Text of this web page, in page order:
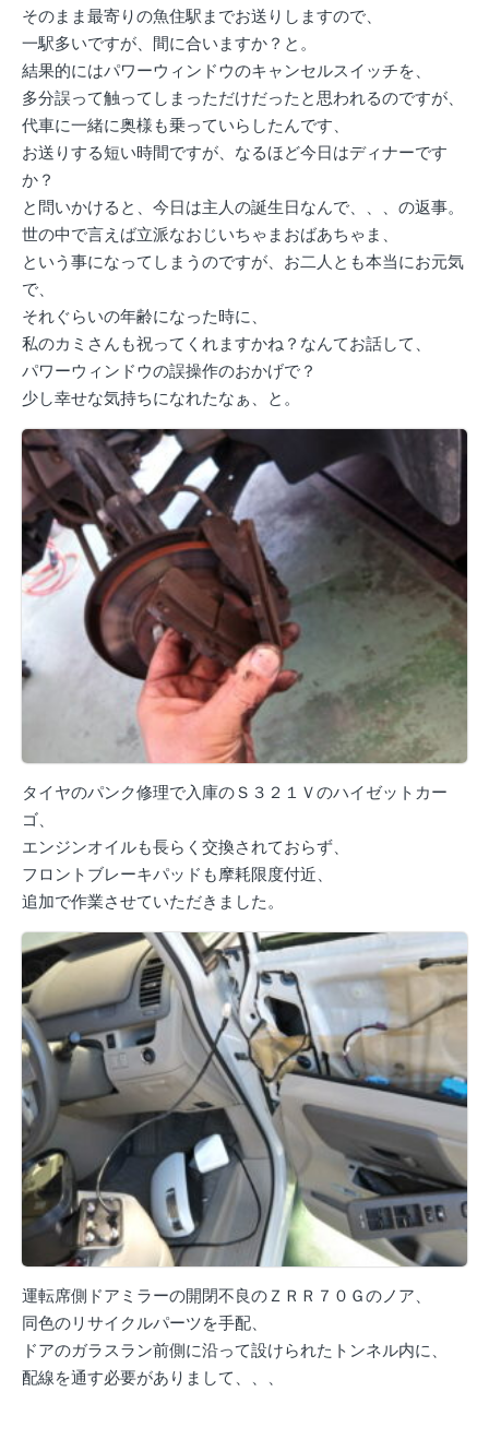
そのまま最寄りの魚住駅までお送りしますので、
一駅多いですが、間に合いますか？と。
結果的にはパワーウィンドウのキャンセルスイッチを、
多分誤って触ってしまっただけだったと思われるのですが、
代車に一緒に奥様も乗っていらしたんです、
お送りする短い時間ですが、なるほど今日はディナーです
か？
と問いかけると、今日は主人の誕生日なんで、、、の返事。
世の中で言えば立派なおじいちゃまおばあちゃま、
という事になってしまうのですが、お二人とも本当にお元気
で、
それぐらいの年齢になった時に、
私のカミさんも祝ってくれますかね？なんてお話して、
パワーウィンドウの誤操作のおかげで？
少し幸せな気持ちになれたなぁ、と。
タイヤのパンク修理で入庫のＳ３２１Ｖのハイゼットカー
ゴ、
エンジンオイルも長らく交換されておらず、
フロントブレーキパッドも摩耗限度付近、
追加で作業させていただきました。
運転席側ドアミラーの開閉不良のＺＲＲ７０Ｇのノア、
同色のリサイクルパーツを手配、
ドアのガラスラン前側に沿って設けられたトンネル内に、
配線を通す必要がありまして、、、